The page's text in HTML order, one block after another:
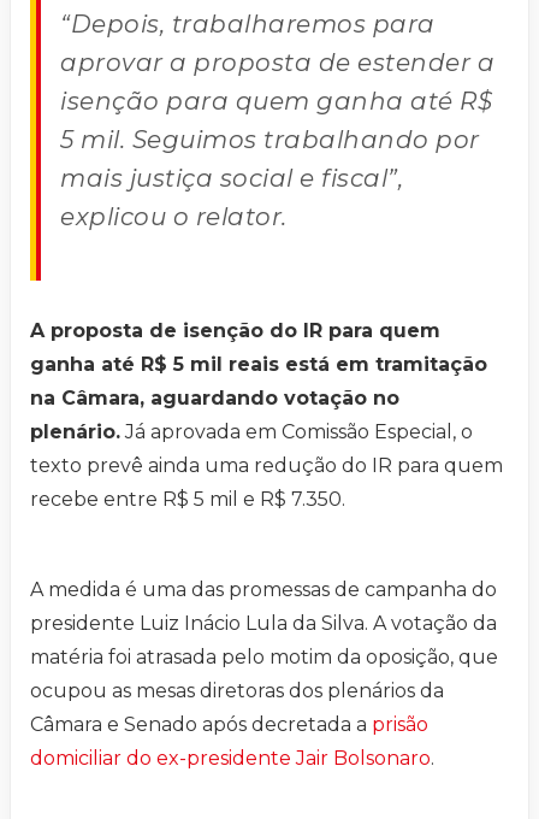
“Depois, trabalharemos para
aprovar a proposta de estender a
isenção para quem ganha até R$
5 mil. Seguimos trabalhando por
mais justiça social e fiscal”,
explicou o relator.
A proposta de isenção do IR para quem
ganha até R$ 5 mil reais está em tramitação
na Câmara, aguardando votação no
plenário.Já aprovada em Comissão Especial, o
texto prevê ainda uma redução do IR para quem
recebe entre R$ 5 mil e R$ 7.350.
A medida é uma das promessas de campanha do
presidente Luiz Inácio Lula da Silva. A votação da
matéria foi atrasada pelo motim da oposição, que
ocupou as mesas diretoras dos plenários da
Câmara e Senado após decretada a prisão
domiciliar do ex-presidente Jair Bolsonaro.